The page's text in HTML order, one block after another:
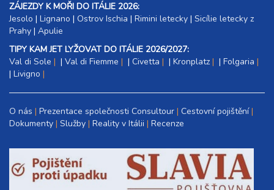
ZÁJEZDY K MOŘI DO ITÁLIE 2026:
Jesolo | Lignano | Ostrov Ischia | Rimini letecky | Sicílie letecky z
Prahy | Apulie
TIPY KAM JET LYŽOVAT DO ITÁLIE 2026/2027:
Val di Sole
| Val di Fiemme | Civetta | Kronplatz | Folgaria
| Livigno
O nás Prezentace společnosti Consultour Cestovní pojištění
Dokumenty Služby Reality v Itálii Recenze